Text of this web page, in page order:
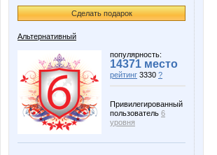
Сделать подарок
Альтернативный
популярность:
14371 место
рейтинг 3330 ?
Привилегированный
пользователь 6
уровня